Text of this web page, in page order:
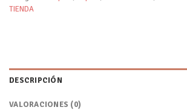
TIENDA
DESCRIPCIÓN
VALORACIONES (0)